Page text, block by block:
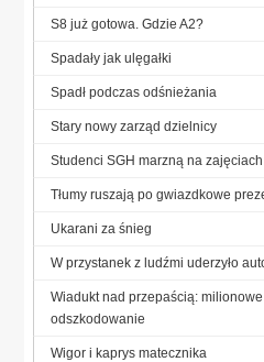
S8 już gotowa. Gdzie A2?
Spadały jak ulęgałki
Spadł podczas odśnieżania
Stary nowy zarząd dzielnicy
Studenci SGH marzną na zajęciach
Tłumy ruszają po gwiazdkowe
Ukarani za śnieg
W przystanek z ludźmi uderzyło
Wiadukt nad przepaścią: milionowe
odszkodowanie
Wigor i kaprys matecznika